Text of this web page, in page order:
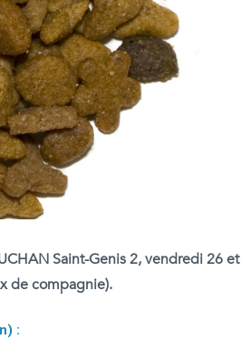
Saint-Genis 2, vendredi 26
de compagnie).
: